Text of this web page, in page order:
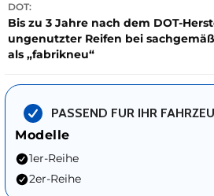
DOT:
Bis zu 3 Jahre nach dem DOT-
ungenutzter Reifen bei
als „fabrikneu“
PASSEND FUR IHR
Modelle
1er-Reihe
2er-Reihe